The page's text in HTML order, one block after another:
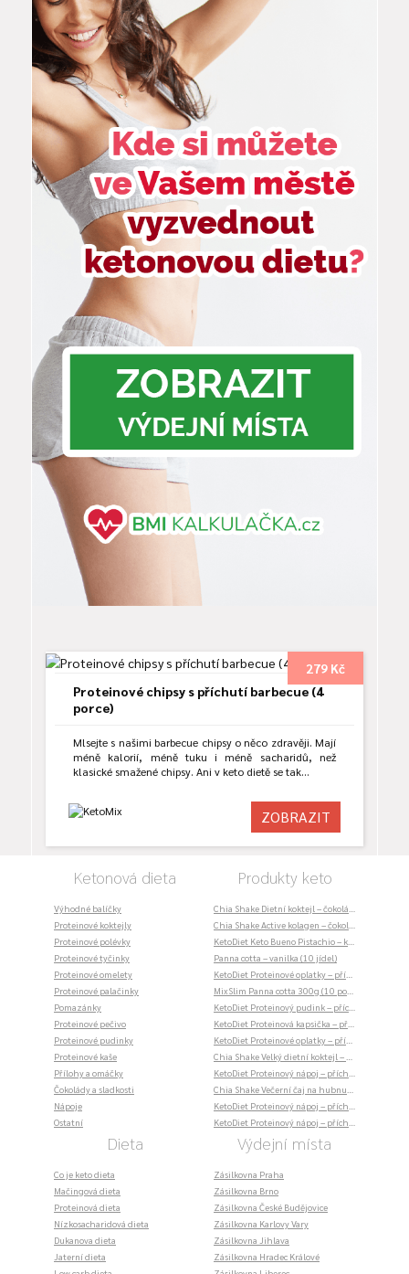
279 Kč
Proteinové chipsy s příchutí barbecue (4
porce)
Mlsejte s našimi barbecue chipsy o něco zdravěji. Mají
méně kalorií, méně tuku i méně sacharidů, než
klasické smažené chipsy. Ani v keto dietě se tak…
ZOBRAZIT
Ketonová dieta
Výhodné balíčky
Proteinové koktejly
Proteinové polévky
Proteinové tyčinky
Proteinové omelety
Proteinové palačinky
Pomazánky
Proteinové pečivo
Proteinové pudinky
Proteinové kaše
Přílohy a omáčky
Čokolády a sladkosti
Nápoje
Ostatní
Produkty keto
Panna cotta – vanilka (10 jídel)
Dieta
Co je keto dieta
Mačingová dieta
Proteinová dieta
Nízkosacharidová dieta
Dukanova dieta
Jaterní dieta
Výdejní místa
Zásilkovna Praha
Zásilkovna Brno
Zásilkovna České Budějovice
Zásilkovna Karlovy Vary
Zásilkovna Jihlava
Zásilkovna Hradec Králové